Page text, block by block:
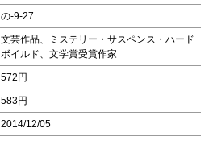
の-9-27
文芸作品、ミステリー・サスペンス・ハード
ボイルド、文学賞受賞作家
572円
583円
2014/12/05